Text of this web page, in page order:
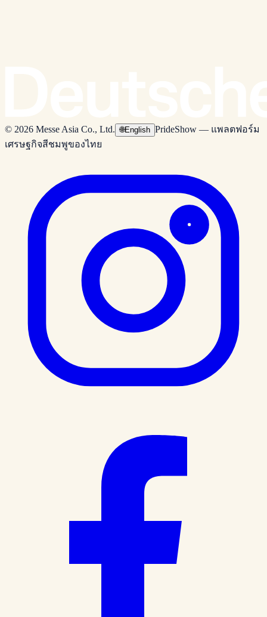
© 2026 Messe Asia Co., Ltd. 🌐English PrideShow — แพลตฟอร์ม
เศรษฐกิจสีชมพูของไทย